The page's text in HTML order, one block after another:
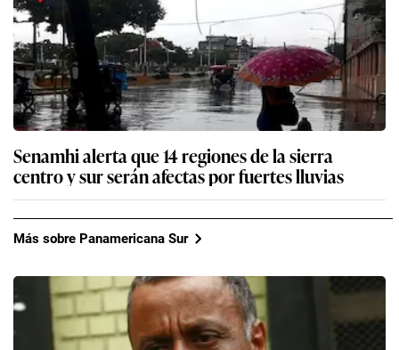
Senamhi alerta que 14 regiones de la sierra
centro y sur serán afectas por fuertes lluvias
Más sobre Panamericana Sur